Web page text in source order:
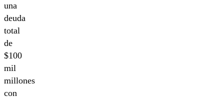
una
deuda
total
de
$100
mil
millones
con